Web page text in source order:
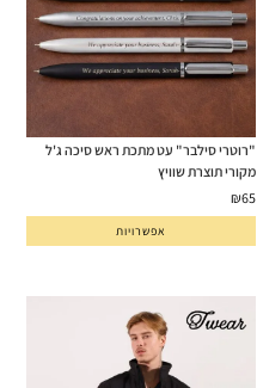
"רוטרי סילבר" עט מתכת ראש סיכה ג'ל
מקורי תוצרת שוויץ
₪65
אפשרויות